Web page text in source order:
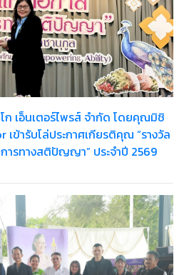
ตอร์ไพรส์ จำกัด โดยคุณมิชิ
เข้ารับโล่ประกาศเกียรติคุณ “รางวัล
ารทางสติปัญญา” ประจำปี 2569